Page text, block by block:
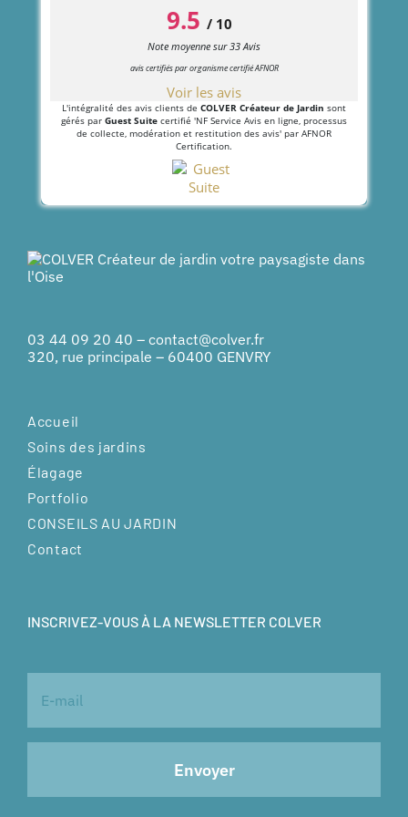
9.5 / 10
Note moyenne sur33Avis
avis certifiés par organisme certifié AFNOR
Voir les avis
L'intégralité des avis clients de COLVER Créateur de Jardin sont
gérés par Guest Suite certifié 'NF Service Avis en ligne, processus
de collecte, modération et restitution des avis' par AFNOR
Certification.
03 44 09 20 40 – contact@colver.fr
320, rue principale – 60400 GENVRY
Accueil
Soins des jardins
Élagage
Portfolio
CONSEILS AU JARDIN
Contact
INSCRIVEZ-VOUS À LA NEWSLETTER COLVER